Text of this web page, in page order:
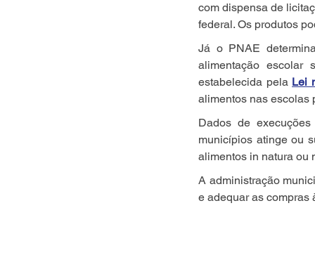
com dispensa de
federal. Os produtos
Já o PNAE
alimentação escolar
estabelecida pela Lei
alimentos nas escolas
Dados de
municípios atinge ou
alimentos in natura ou
A administração
e adequar as compras